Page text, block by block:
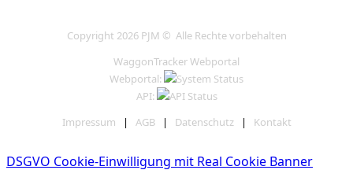
Copyright 2026 PJM © Alle Rechte vorbehalten
WaggonTracker Webportal
Webportal:
API:
Impressum | AGB| Datenschutz| Kontakt
DSGVO Cookie-Einwilligung mit Real Cookie Banner